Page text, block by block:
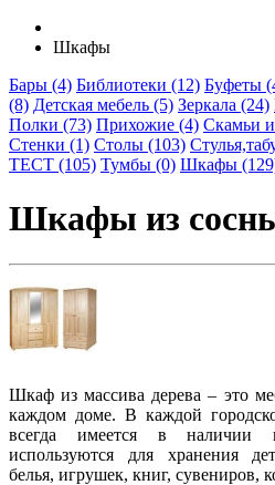
Шкафы
Бары (4) Библиотеки (12) Буфеты
(8) Детская мебель (5) Зеркала (24)
Полки (73) Прихожие (4) Скамьи
Стенки (1) Столы (103)
ТЕСТ (105) Тумбы (0) Шкафы
Шкафы из
Шкаф из массива дерева – это
каждом доме. В каждой
всегда имеется в наличии
используются для хранения
белья, игрушек, книг, сувениров,